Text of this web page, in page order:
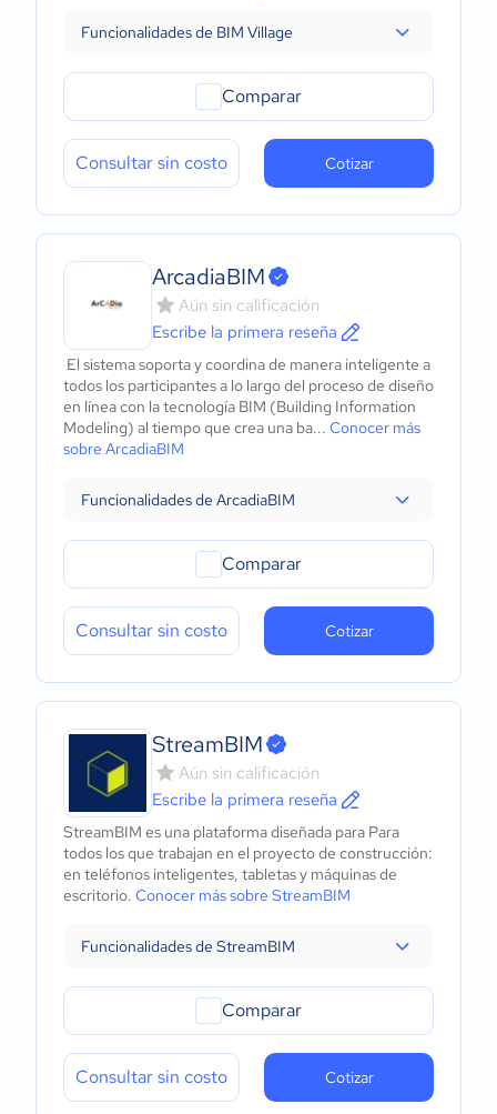
Funcionalidades de BIM Village
Comparar
Consultar sin costo Cotizar
ArcadiaBIM
Aún sin calificación
Escribe la primera reseña
El sistema soporta y coordina de manera inteligente a
todos los participantes a lo largo del proceso de diseño
en línea con la tecnología BIM (Building Information
Modeling) al tiempo que crea una ba... Conocer más
sobre ArcadiaBIM
Funcionalidades de ArcadiaBIM
Comparar
Consultar sin costo Cotizar
StreamBIM
Aún sin calificación
Escribe la primera reseña
StreamBIM es una plataforma diseñada para Para
todos los que trabajan en el proyecto de construcción:
en teléfonos inteligentes, tabletas y máquinas de
escritorio. Conocer más sobre StreamBIM
Funcionalidades de StreamBIM
Comparar
Consultar sin costo Cotizar